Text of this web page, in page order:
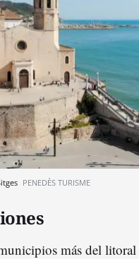
PENEDÈS TURISME
más del litoral